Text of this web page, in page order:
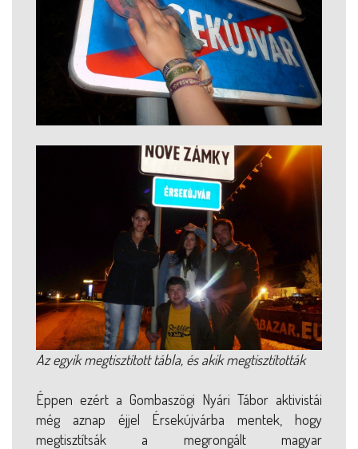
Az egyik megtisztított tábla, és akik megtisztították
Éppen ezért a Gombaszögi Nyári Tábor aktivistái
még aznap éjjel Érsekújvárba mentek, hogy
megtisztítsák a megrongált magyar